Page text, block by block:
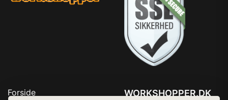
Forside
WORKSHOPPER.DK